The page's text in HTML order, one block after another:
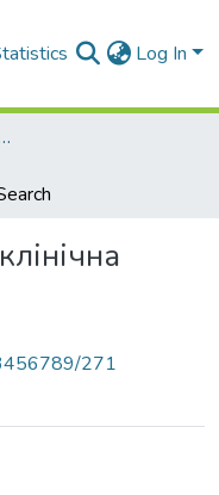
Log In
ХНМУ
271